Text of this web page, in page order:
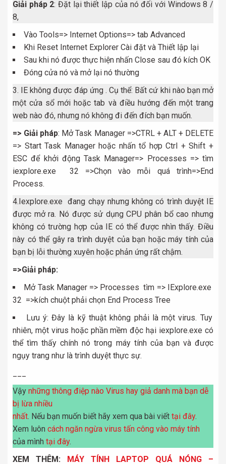
Giải pháp 2: Đặt lại thiết lập của nó đối với Windows 8 /
8,
Vào Tools=> Internet Options=> tab Advanced
Khi Reset Internet Explorer Cài đặt và Thiết lập lại
Sau khi nó được thực hiện nhấn Close sau đó kích OK
Đóng cửa nó và mở lại nó thường
3. IE không được đáp ứng . Cụ thể: Bất cứ khi nào bạn mở
một cửa sổ mới hoặc tab và điều hướng đến một trang
web nào đó, nhưng nó không đi đến đích bạn muốn.
=> Giải pháp: Mở Task Manager =>CTRL + ALT + DELETE
=> Start Task Manager hoặc nhấn tổ hợp Ctrl + Shift +
ESC để khởi động Task Manager=> Processes => tìm
iexplore.exe 32 =>Chọn vào mỗi quá trình=>End
Process.
4.Iexplore.exe đang chạy nhưng không có trình duyệt IE
được mở ra. Nó được sử dụng CPU phân bổ cao nhưng
không có trường hợp của IE có thể được nhìn thấy. Điều
này có thể gây ra trình duyệt của bạn hoặc máy tính của
bạn bị lỗi thường xuyên hoặc phản ứng rất chậm.
=>Giải pháp:
Mở Task Manager => Processes tìm => IExplore.exe
32 =>kích chuột phải chọn End Process Tree
Lưu ý: Đây là kỹ thuật không phải là một virus. Tuy
nhiên, một virus hoặc phần mềm độc hại iexplore.exe có
thể tìm thấy chính nó trong máy tính của bạn và được
ngụy trang như là trình duyệt thực sự.
Vậy những thông điệp nào Virus hay giả danh mà bạn dễ
bị lừa nhiều
nhất. Nếu bạn muốn biết hãy xem qua bài viết tại đây.
Xem luôn cách ngăn ngừa virus tấn công vào máy tính
của mình tại đây.
XEM THÊM: MÁY TÍNH LAPTOP QUÁ NÓNG –